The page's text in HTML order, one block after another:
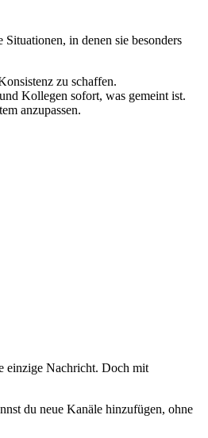
in denen sie besonders
zu schaffen.
Kollegen sofort, was gemeint ist.
anzupassen.
einzige Nachricht. Doch mit
du neue Kanäle hinzufügen, ohne